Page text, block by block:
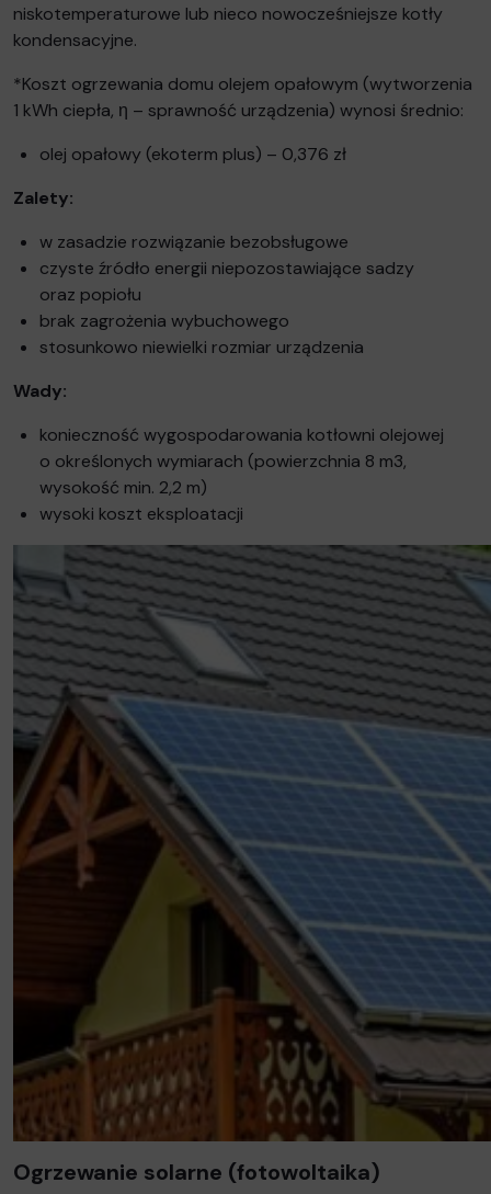
niskotemperaturowe lub nieco nowocześniejsze kotły
kondensacyjne.
*Koszt ogrzewania domu olejem opałowym (wytworzenia
1 kWh ciepła, η – sprawność urządzenia) wynosi średnio:
olej opałowy (ekoterm plus) – 0,376 zł
Zalety:
w zasadzie rozwiązanie bezobsługowe
czyste źródło energii niepozostawiające sadzy
oraz popiołu
brak zagrożenia wybuchowego
stosunkowo niewielki rozmiar urządzenia
Wady:
konieczność wygospodarowania kotłowni olejowej
o określonych wymiarach (powierzchnia 8 m3,
wysokość min. 2,2 m)
wysoki koszt eksploatacji
Ogrzewanie solarne (fotowoltaika)